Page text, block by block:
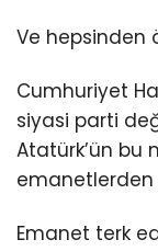
Ve hepsinden
Cumhuriyet
siyasi parti
Atatürk’ün bu
emanetlerden
Emanet terk